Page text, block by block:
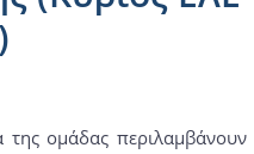
της ομάδας